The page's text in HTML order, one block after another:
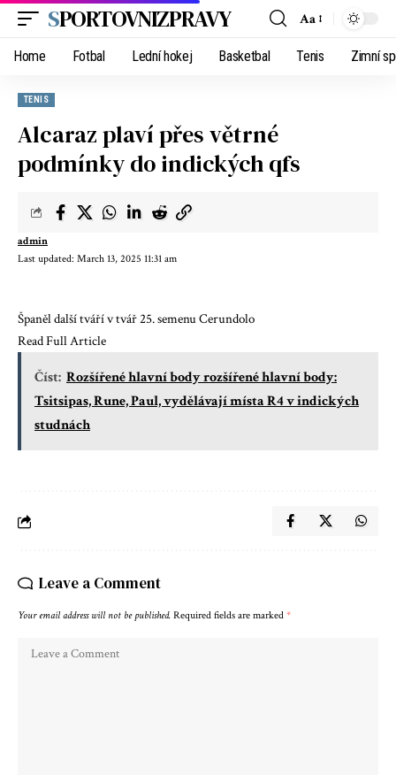
SPORTOVNIZPRAVY Aa
Home Fotbal Lední hokej Basketbal Tenis Zimní
TENIS
Alcaraz plaví přes větrné
podmínky do indických qfs
Last updated: March 13, 2025 11:31 am
admin
Španěl další tváří v tvář 25. semenu Cerundolo
Read Full Article
Číst: Rozšířené hlavní body rozšířené hlavní body:
Tsitsipas, Rune, Paul, vydělávají místa R4 v indických
studnách
Leave a Comment
Your email address will not be published. Required fields are marked *